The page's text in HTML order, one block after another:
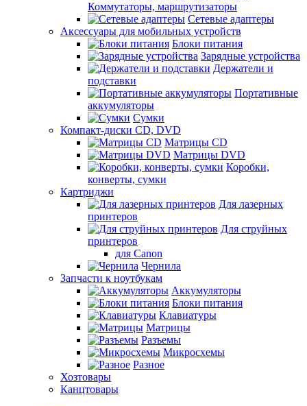
Коммутаторы, маршрутизаторы
Сетевые адаптеры
Аксессуары для мобильных устройств
Блоки питания
Зарядные устройства
Держатели и
подставки
Портативные
аккумуляторы
Сумки
Компакт-диски CD, DVD
Матрицы CD
Матрицы DVD
Коробки,
конверты, сумки
Картриджи
Для лазерных
принтеров
Для струйных
принтеров
для Canon
Чернила
Запчасти к ноутбукам
Аккумуляторы
Блоки питания
Клавиатуры
Матрицы
Разъемы
Микросхемы
Разное
Хозтовары
Канцтовары